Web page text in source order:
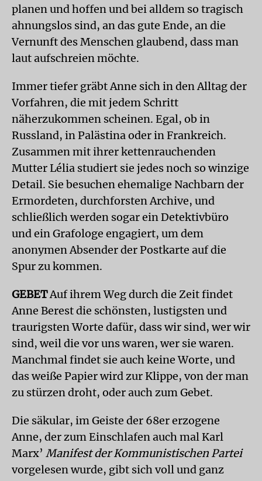
planen und hoffen und bei alldem so tragisch
ahnungslos sind, an das gute Ende, an die
Vernunft des Menschen glaubend, dass man
laut aufschreien möchte.
Immer tiefer gräbt Anne sich in den Alltag der
Vorfahren, die mit jedem Schritt
näherzukommen scheinen. Egal, ob in
Russland, in Palästina oder in Frankreich.
Zusammen mit ihrer kettenrauchenden
Mutter Lélia studiert sie jedes noch so winzige
Detail. Sie besuchen ehemalige Nachbarn der
Ermordeten, durchforsten Archive, und
schließlich werden sogar ein Detektivbüro
und ein Grafologe engagiert, um dem
anonymen Absender der Postkarte auf die
Spur zu kommen.
GEBETAuf ihrem Weg durch die Zeit findet
Anne Berest die schönsten, lustigsten und
traurigsten Worte dafür, dass wir sind, wer wir
sind, weil die vor uns waren, wer sie waren.
Manchmal findet sie auch keine Worte, und
das weiße Papier wird zur Klippe, von der man
zu stürzen droht, oder auch zum Gebet.
Die säkular, im Geiste der 68er erzogene
Anne, der zum Einschlafen auch mal Karl
Marx’ Manifest der Kommunistischen Partei
vorgelesen wurde, gibt sich voll und ganz